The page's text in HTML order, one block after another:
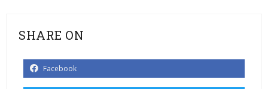
SHARE ON
Facebook